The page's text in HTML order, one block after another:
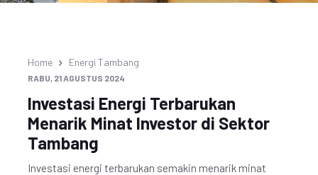
Home Energi Tambang
RABU, 21 AGUSTUS 2024
Investasi Energi Terbarukan
Menarik Minat Investor di Sektor
Tambang
Investasi energi terbarukan semakin menarik minat